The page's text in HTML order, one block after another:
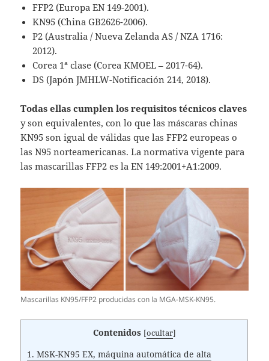
FFP2 (Europa EN 149-2001).
KN95 (China GB2626-2006).
P2 (Australia / Nueva Zelanda AS / NZA 1716:
2012).
Corea 1ª clase (Corea KMOEL – 2017-64).
DS (Japón JMHLW-Notificación 214, 2018).
Todas ellas cumplen los requisitos técnicos claves
y son equivalentes, con lo que las máscaras chinas
KN95 son igual de válidas que las FFP2 europeas o
las N95 norteamericanas. La normativa vigente para
las mascarillas FFP2 es la EN 149:2001+A1:2009.
Mascarillas KN95/FFP2 producidas con la MGA-MSK-KN95.
Contenidos [ocultar]
1. MSK-KN95 EX, máquina automática de alta